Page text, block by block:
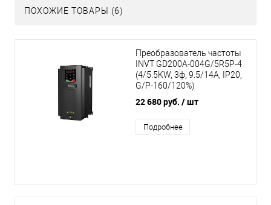
ПОХОЖИЕ ТОВАРЫ (6)
Преобразователь частоты
INVT GD200A-004G/5R5P-4
(4/5.5KW, 3ф, 9.5/14A, IP20,
G/P-160/120%)
22 680 руб. / шт
Подробнее